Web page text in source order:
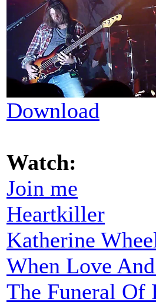
Download
Watch:
Join me
Heartkiller
Katherine
When Love
The Funeral Of